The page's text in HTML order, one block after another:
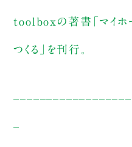
toolboxの著書「マイホ
つくる」を刊行。